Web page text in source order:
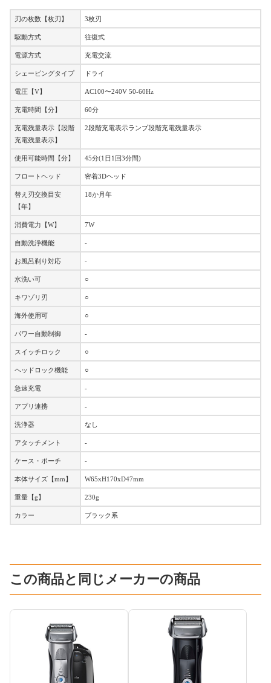
刃の枚数【枚刃】 3枚刃
駆動方式 往復式
電源方式 充電交流
シェービングタイプ ドライ
電圧【V】 AC100〜240V 50-60Hz
充電時間【分】 60分
充電残量表示【段階
充電残量表示】
2段階充電表示ランプ段階充電残量表示
使用可能時間【分】 45分(1日1回3分間)
フロートヘッド 密着3Dヘッド
替え刃交換目安
【年】
18か月年
消費電力【W】 7W
自動洗浄機能 -
お風呂剃り対応 -
水洗い可 ○
キワゾリ刃 ○
海外使用可 ○
パワー自動制御 -
スイッチロック ○
ヘッドロック機能 ○
急速充電 -
アプリ連携 -
洗浄器 なし
アタッチメント -
ケース・ポーチ -
本体サイズ【mm】 W65xH170xD47mm
重量【g】 230g
カラー ブラック系
この商品と同じメーカーの商品